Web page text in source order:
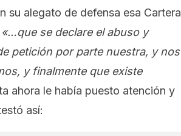
su alegato de defensa esa Cartera
«…que se declare el abuso y
petición porparte nuestra, y nos
y finalmente que existe
ahora le había puesto atención y
así: